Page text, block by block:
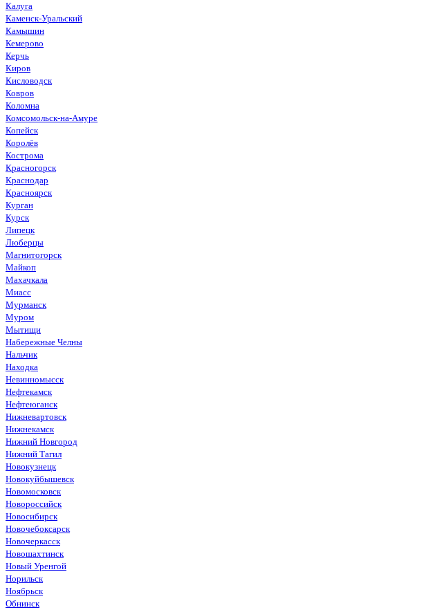
Калуга
Каменск-Уральский
Камышин
Кемерово
Керчь
Киров
Кисловодск
Ковров
Коломна
Комсомольск-на-Амуре
Копейск
Королёв
Кострома
Красногорск
Краснодар
Красноярск
Курган
Курск
Липецк
Люберцы
Магнитогорск
Майкоп
Махачкала
Миасс
Мурманск
Муром
Мытищи
Набережные Челны
Нальчик
Находка
Невинномысск
Нефтекамск
Нефтеюганск
Нижневартовск
Нижнекамск
Нижний Новгород
Нижний Тагил
Новокузнецк
Новокуйбышевск
Новомосковск
Новороссийск
Новосибирск
Новочебоксарск
Новочеркасск
Новошахтинск
Новый Уренгой
Норильск
Ноябрьск
Обнинск